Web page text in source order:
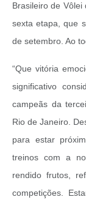
Brasileiro de
sexta etapa, que
de setembro. Ao
“Que vitória
significativo
campeãs da
Rio de Janeiro.
para estar
treinos com a
rendido frutos,
competições.